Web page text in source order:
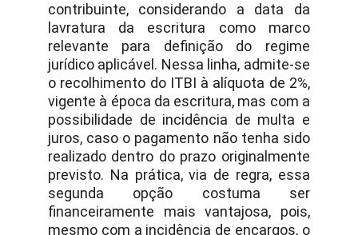
contribuinte, considerando a data da
lavratura da escritura como marco
relevante para definição do regime
jurídico aplicável. Nessa linha, admite-se
o recolhimento do ITBI à alíquota de 2%,
vigente à época da escritura, mas com a
possibilidade de incidência de multa e
juros, caso o pagamento não tenha sido
realizado dentro do prazo originalmente
previsto. Na prática, via de regra, essa
segunda opção costuma ser
financeiramente mais vantajosa, pois,
mesmo com a incidência de encargos, o